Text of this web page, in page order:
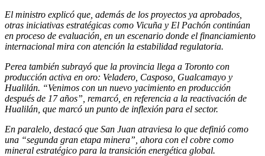
El ministro explicó que, además de los proyectos ya aprobados,
otras iniciativas estratégicas como Vicuña y El Pachón continúan
en proceso de evaluación, en un escenario donde el financiamiento
internacional mira con atención la estabilidad regulatoria.
Perea también subrayó que la provincia llega a Toronto con
producción activa en oro: Veladero, Casposo, Gualcamayo y
Hualilán. “Venimos con un nuevo yacimiento en producción
después de 17 años”, remarcó, en referencia a la reactivación de
Hualilán, que marcó un punto de inflexión para el sector.
En paralelo, destacó que San Juan atraviesa lo que definió como
una “segunda gran etapa minera”, ahora con el cobre como
mineral estratégico para la transición energética global.